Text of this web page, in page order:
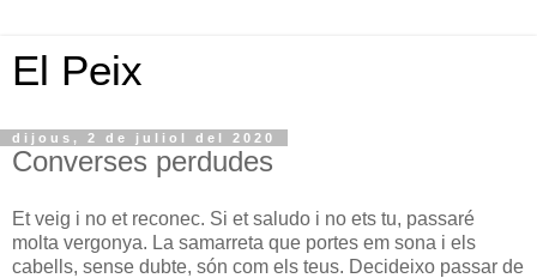
El Peix
dijous, 2 de juliol del 2020
Converses perdudes
Et veig i no et reconec. Si et saludo i no ets tu, passaré
molta vergonya. La samarreta que portes em sona i els
cabells, sense dubte, són com els teus. Decideixo passar de